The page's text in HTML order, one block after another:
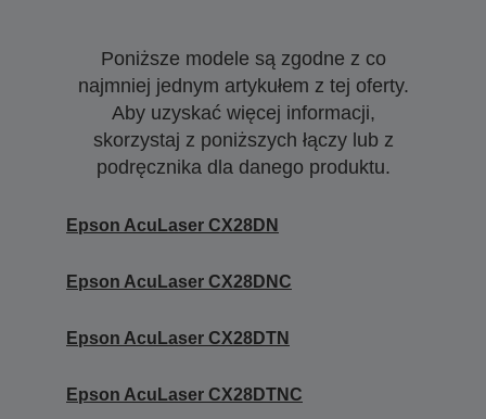
Poniższe modele są zgodne z co
najmniej jednym artykułem z tej oferty.
Aby uzyskać więcej informacji,
skorzystaj z poniższych łączy lub z
podręcznika dla danego produktu.
Epson AcuLaser CX28DN
Epson AcuLaser CX28DNC
Epson AcuLaser CX28DTN
Epson AcuLaser CX28DTNC